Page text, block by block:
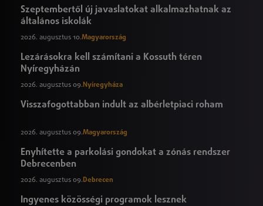
Szeptembertől új javaslatokat alkalmazhatnak az
általános iskolák
2026. augusztus 10.Magyarország
Lezárásokra kell számítani a Kossuth téren
Nyíregyházán
2026. augusztus 09. Nyíregyháza
Visszafogottabban indult az albérletpiaci roham
2026. augusztus 09.Magyarország
Enyhítette a parkolási gondokat a zónás rendszer
Debrecenben
2026. augusztus 09.Debrecen
Ingyenes közösségi programok lesznek